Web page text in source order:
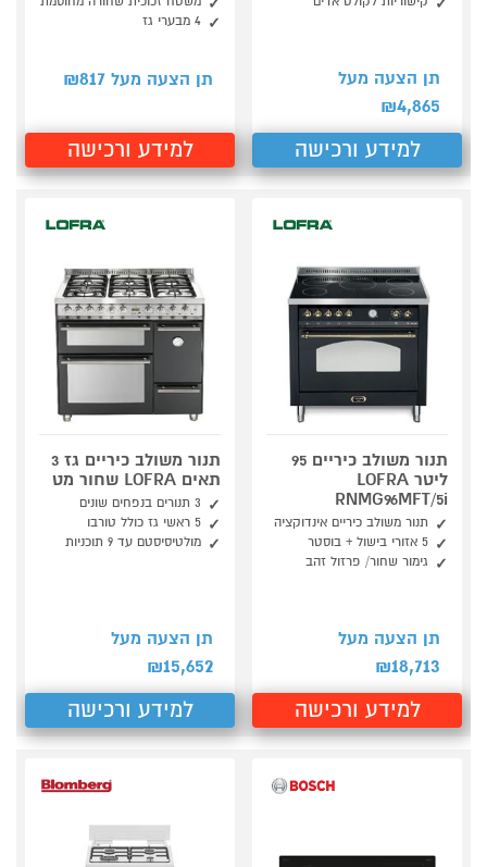
תן הצעה מעל
₪4,865
למידע ורכישה
4 מבערי גז
תן הצעה מעל ₪ 817
למידע ורכישה
תנור משולב כיריים 95
ליטר LOFRA
RNMG96MFT/5i
תנור משולב כיריים אינדוקציה
5 אזורי בישול + בוסטר
גימור שחור/ פרזול זהב
תן הצעה מעל
₪18,713
למידע ורכישה
תנור משולב כיריים גז 3
תאים LOFRA שחור מט
3 תנורים בנפחים שונים
5 ראשי גז כולל טורבו
מולטיסיסטם עד 9 תוכניות
תן הצעה מעל
₪15,652
למידע ורכישה